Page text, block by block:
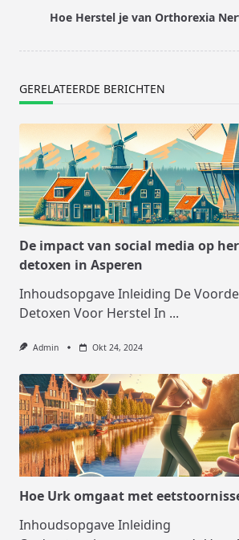
text">Pagina</span>
Hoe Herstel je van Orthorexia
GERELATEERDE BERICHTEN
De impact van social media op
detoxen in Asperen
Inhoudsopgave Inleiding De
Detoxen Voor Herstel In ...
Admin Okt 24, 2024
Hoe Urk omgaat met
Inhoudsopgave Inleiding